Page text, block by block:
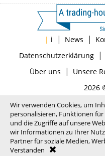
| i | News |
Datenschutzerklärung|
Über uns | Unsere
2026
Wir verwenden Cookies, um
personalisieren, Funktionen
und die Zugriffe auf unsere
wir Informationen zu Ihrer
Partner für soziale Medien,
Verstanden